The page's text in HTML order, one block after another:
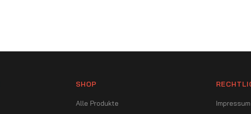
SHOP
Alle Produkte
Impressum